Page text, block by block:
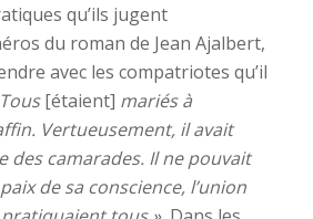
qu’ils jugent
du roman de Jean Ajalbert,
avec les compatriotes qu’il
[étaient] mariés à
Vertueusement, il avait
des camarades. Il ne pouvait
de sa conscience, l’union